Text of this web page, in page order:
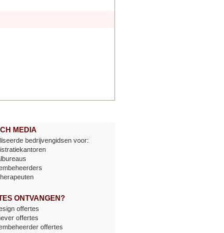
MEDIA
bedrijvengidsen voor:
ONTVANGEN?
offertes
offertes
offertes